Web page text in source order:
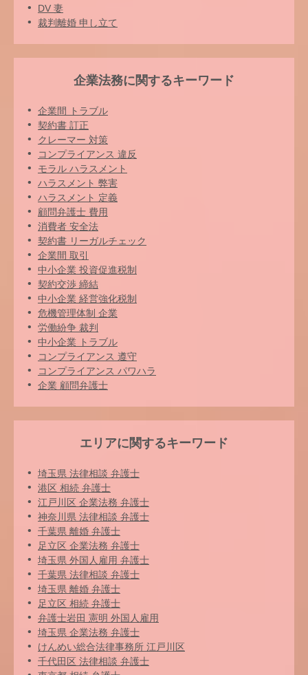
DV 妻
裁判離婚 申し立て
企業法務に関するキーワード
企業間 トラブル
契約書 訂正
クレーマー 対策
コンプライアンス 違反
モラル ハラスメント
ハラスメント 弊害
ハラスメント 定義
顧問弁護士 費用
消費者 安全法
契約書 リーガルチェック
企業間 取引
中小企業 投資促進税制
契約交渉 締結
中小企業 経営強化税制
危機管理体制 企業
労働紛争 裁判
中小企業 トラブル
コンプライアンス 遵守
コンプライアンス パワハラ
企業 顧問弁護士
エリアに関するキーワード
埼玉県 法律相談 弁護士
港区 相続 弁護士
江戸川区 企業法務 弁護士
神奈川県 法律相談 弁護士
千葉県 離婚 弁護士
足立区 企業法務 弁護士
埼玉県 外国人雇用 弁護士
千葉県 法律相談 弁護士
埼玉県 離婚 弁護士
足立区 相続 弁護士
弁護士岩田 憲明 外国人雇用
埼玉県 企業法務 弁護士
けんめい総合法律事務所 江戸川区
千代田区 法律相談 弁護士